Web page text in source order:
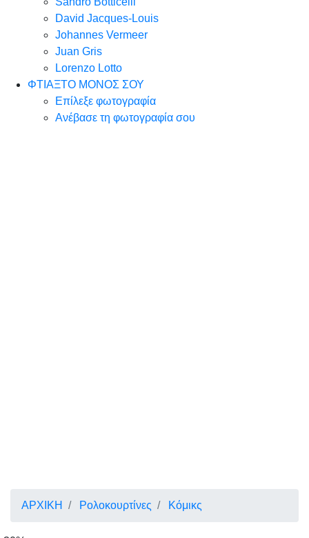
David Jacques-Louis
Johannes Vermeer
Juan Gris
Lorenzo Lotto
ΦΤΙΑΞΤΟ ΜΟΝΟΣ ΣΟΥ
Επίλεξε φωτογραφία
Ανέβασε τη φωτογραφία σου
ΑΡΧΙΚΗ Ρολοκουρτίνες Κόμικς